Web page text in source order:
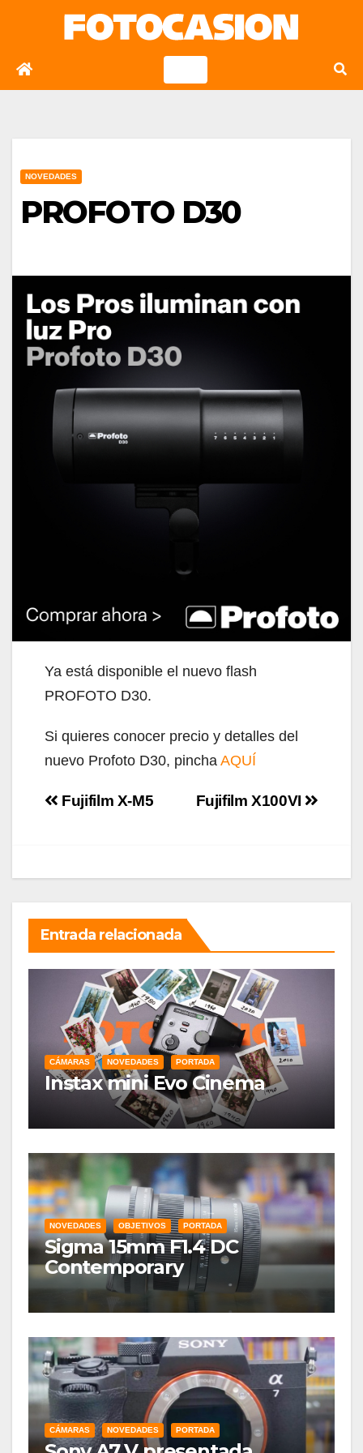
contenido
NOVEDADES
PROFOTO D30
Ya está disponible el nuevo flash
PROFOTO D30.
Si quieres conocer precio y detalles del
nuevo Profoto D30, pincha AQUÍ
Navegación
Fujifilm X100VI
Fujifilm X-M5
Entrada relacionada
CÁMARAS NOVEDADES PORTADA
Instax mini Evo Cinema
NOVEDADES OBJETIVOS PORTADA
Sigma 15mm F1.4 DC
Contemporary
CÁMARAS NOVEDADES PORTADA